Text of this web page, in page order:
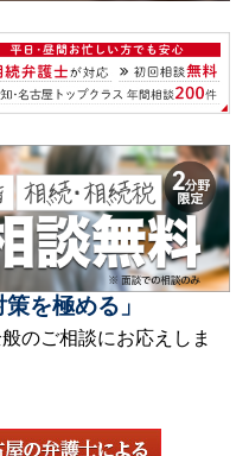
を極める」
のご相談にお応えしま